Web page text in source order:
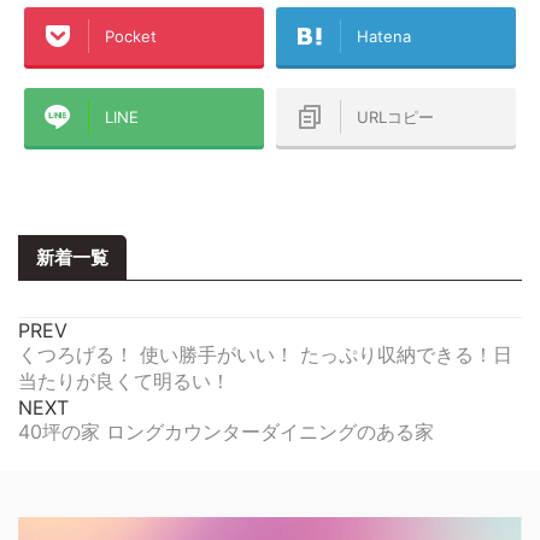
Pocket Hatena
LINE URLコピー
新着一覧
PREV
くつろげる！ 使い勝手がいい！ たっぷり収納できる！日
当たりが良くて明るい！
NEXT
40坪の家 ロングカウンターダイニングのある家